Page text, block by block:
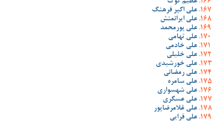
عظیم گوک
علی اکبر فرهنگ
علی ایرانمنش
علی پورمحمد
علی تهامی
علی خادمی
علی خلیلی
علی خورشیدی
علی رمضانی
علی سامره
علی شهسواری
علی عسگری
علی غلامرضاپور
علی قرایی